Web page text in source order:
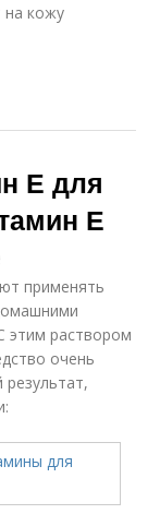
на кожу
Е для
Е
применять
этим раствором
очень